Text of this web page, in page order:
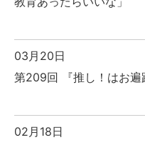
03月20日
第209回 『推し！はお遍
02月18日